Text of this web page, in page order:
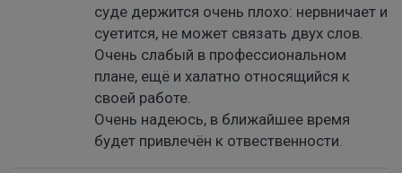
суде держится очень плохо: нервничает и
суетится, не может связать двух слов.
Очень слабый в профессиональном
плане, ещё и халатно относящийся к
своей работе.
Очень надеюсь, в ближайшее время
будет привлечён к отвественности.